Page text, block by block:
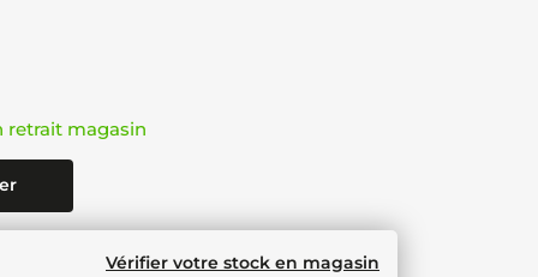
retrait magasin
Vérifier votre stock en magasin